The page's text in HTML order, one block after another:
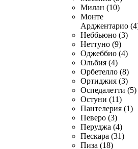
Милан (10)
Монте
Арджентарио
Неббьюно (3)
Неттуно (9)
Оджеббио (4)
Ольбия (4)
Орбетелло (8)
Ортиджия (3)
Оспедалетти (5)
Остуни (11)
Пантелерия (1)
Певеро (3)
Перуджа (4)
Пескара (31)
Пиза (18)